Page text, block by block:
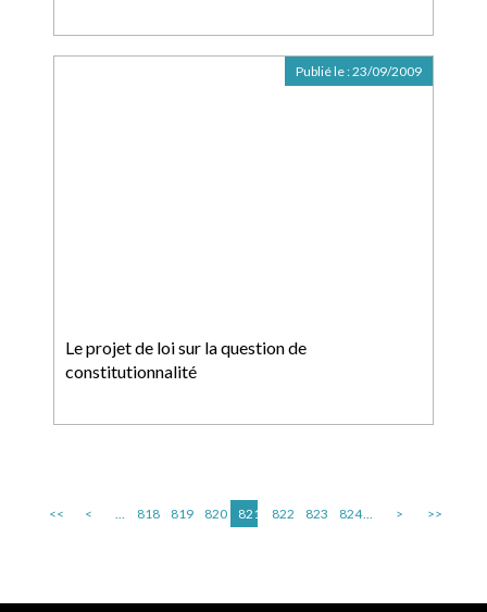
Le projet de loi sur la question de
constitutionnalité
Publié le :23/09/2009
<< < ... 818 819 820 821 822 823 824... > >>